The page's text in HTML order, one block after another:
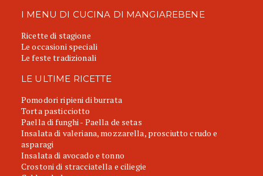
I MENU DI CUCINA DI MANGIAREBENE
Ricette di stagione
Le occasioni speciali
Le feste tradizionali
LE ULTIME RICETTE
Pomodori ripieni di burrata
Torta pasticciotto
Paella di funghi - Paella de setas
Insalata di valeriana, mozzarella, prosciutto crudo e
asparagi
Insalata di avocado e tonno
Crostoni di stracciatella e ciliegie